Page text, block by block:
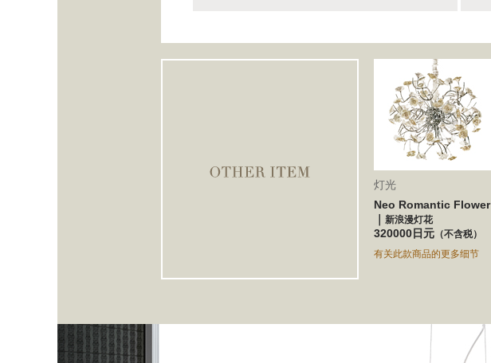
灯光
Neo Romantic Flower
新浪漫灯花
320000日元 （不含税）
有关此款商品的更多细节